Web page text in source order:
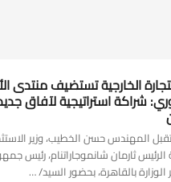
الخارجية تستضيف منتدى
شراكة استراتيجية لآفاق
المهندس حسن الخطيب، وزير
الرئيس ثارمان شانموجاراتنام، رئيس
بالقاهرة، بحضور السيد/ …